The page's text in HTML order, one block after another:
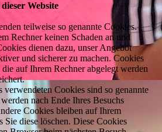
Website
teilweise so genannte Cookies.
Rechner keinen Schaden an und
dienen dazu, unser Angebot
und sicherer zu machen. Cookies
auf Ihrem Rechner abgelegt werden
verwendeten Cookies sind so genannte
nach Ende Ihres Besuchs
Cookies bleiben auf Ihrem
Sie diese löschen. Diese Cookies